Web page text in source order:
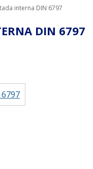
interna DIN 6797
DIN 6797